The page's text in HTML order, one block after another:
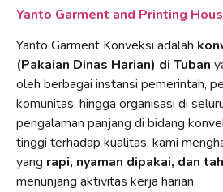
Yanto Garment and Printing
Yanto Garment Konveksi adalah
(Pakaian Dinas Harian) di Tuban
oleh berbagai instansi pemerintah,
komunitas, hingga organisasi di
pengalaman panjang di bidang
tinggi terhadap kualitas, kami
yang rapi, nyaman dipakai, dan
menunjang aktivitas kerja harian.